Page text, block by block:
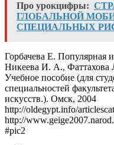
Про урокцифры:
ГЛОБАЛЬНОЙ
СПЕЦИАЛЬНЫХ
Горбачева Е. Популярная
Никеева И. А., Фаттахова
Учебное пособие (для
специальностей
искусств.). Омск, 2004
http://oldegypt.info/
http://
#pic2